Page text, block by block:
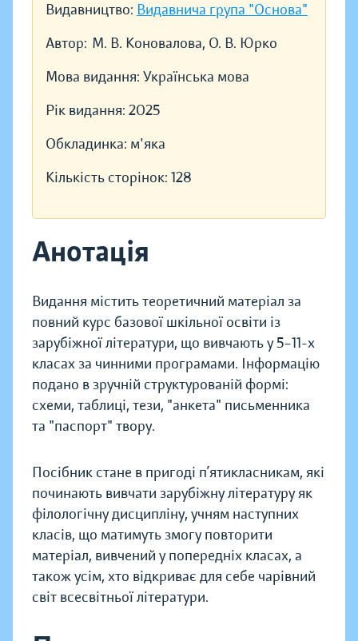
Видавництво: Видавнича група "Основа"
Автор: М. В. Коновалова, О. В. Юрко
Мова видання: Українська мова
Рік видання: 2025
Обкладинка: м'яка
Кількість сторінок: 128
Анотація
Видання містить теоретичний матеріал за
повний курс базової шкільної освіти із
зарубіжної літератури, що вивчають у 5–11-х
класах за чинними програмами. Інформацію
подано в зручній структурованій формі:
схеми, таблиці, тези, "анкета" письменника
та "паспорт" твору.
Посібник стане в пригоді п’ятикласникам, які
починають вивчати зарубіжну літературу як
філологічну дисципліну, учням наступних
класів, що матимуть змогу повторити
матеріал, вивчений у попередніх класах, а
також усім, хто відкриває для себе чарівний
світ всесвітньої літератури.